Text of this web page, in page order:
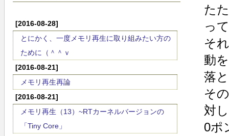
[2016-08-28]
とにかく、一度メモリ再生に取り組みたい方の
ために（＾＾ｖ
[2016-08-21]
メモリ再生再論
[2016-08-21]
メモリ再生（13）~RTカーネルバージョンの
「Tiny Core」
た
っ
そ
動
落
そ
対
0ポ